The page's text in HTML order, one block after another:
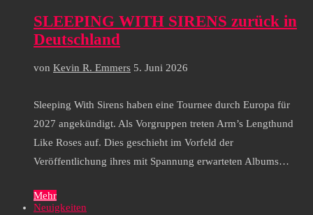
SLEEPING WITH SIRENS zurück in
Deutschland
von Kevin R. Emmers 5. Juni 2026
Sleeping With Sirens haben eine Tournee durch Europa für
2027 angekündigt. Als Vorgruppen treten Arm’s Lengthund
Like Roses auf. Dies geschieht im Vorfeld der
Veröffentlichung ihres mit Spannung erwarteten Albums…
Mehr
Neuigkeiten